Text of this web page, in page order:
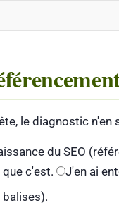
le diagnostic n'en
du SEO
c'est.
J'en ai